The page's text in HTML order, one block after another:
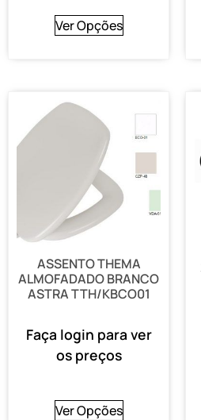
Ver Opções
ASSENTO THEMA
ALMOFADADO BRANCO
ASTRA TTH/KBCO01
Faça login para ver
os preços
Ver Opções